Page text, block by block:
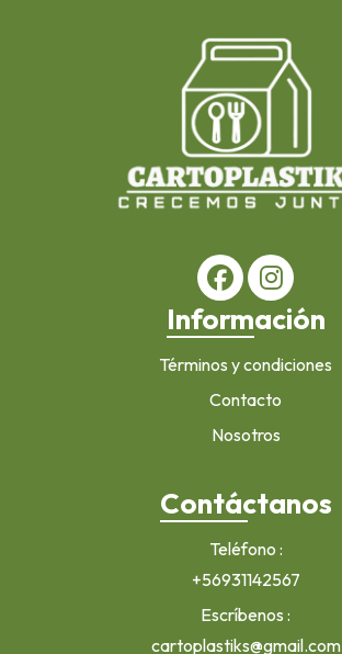
Información
Términos y condiciones
Contacto
Nosotros
Contáctanos
Teléfono
+56931142567
Escríbenos
cartoplastiks@gmail.com